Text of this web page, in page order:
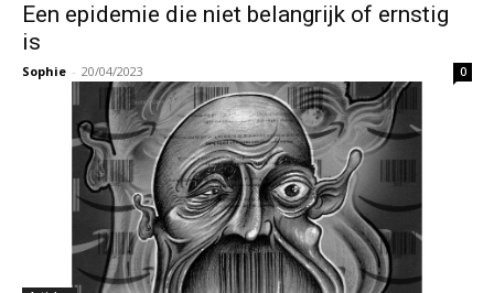
Een epidemie die niet belangrijk of ernstig
is
Sophie - 20/04/2023 0